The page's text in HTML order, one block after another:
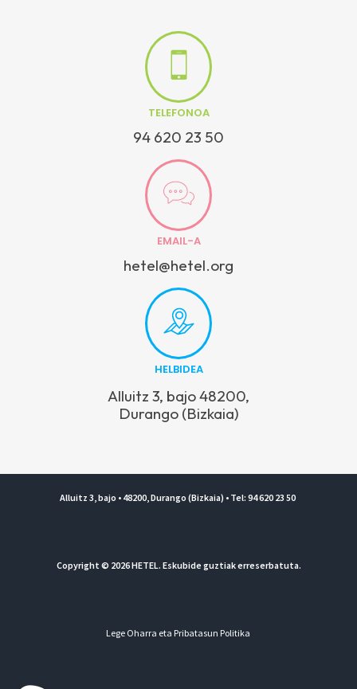
TELEFONOA
94 620 23 50
EMAIL-A
hetel@hetel.org
HELBIDEA
Alluitz 3, bajo 48200,
Durango (Bizkaia)
Alluitz 3, bajo • 48200, Durango (Bizkaia) • Tel: 94 620 23 50
Copyright © 2026 HETEL. Eskubide guztiak erreserbatuta.
Lege Oharra eta Pribatasun Politika